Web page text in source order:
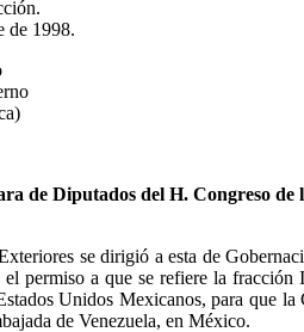
de 1998.
de Diputados del H. Congreso de
se dirigió a esta de
permiso a que se refiere la fracción
Unidos Mexicanos, para que la
de Venezuela, en México.